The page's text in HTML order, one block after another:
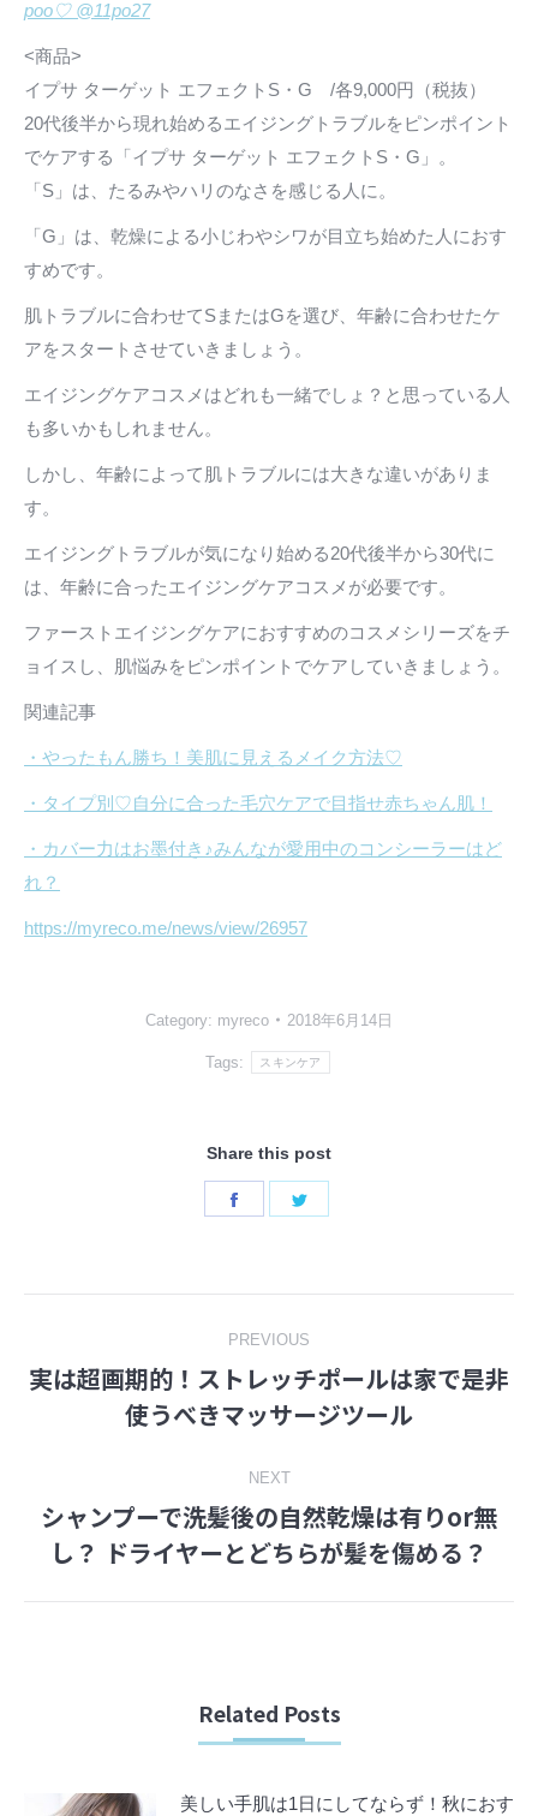
poo♡ @11po27
<商品>
イプサ ターゲット エフェクトS・G /各9,000円（税抜）
20代後半から現れ始めるエイジングトラブルをピンポイント
でケアする「イプサ ターゲット エフェクトS・G」。
「S」は、たるみやハリのなさを感じる人に。
「G」は、乾燥による小じわやシワが目立ち始めた人におす
すめです。
肌トラブルに合わせてSまたはGを選び、年齢に合わせたケ
アをスタートさせていきましょう。
エイジングケアコスメはどれも一緒でしょ？と思っている人
も多いかもしれません。
しかし、年齢によって肌トラブルには大きな違いがありま
す。
エイジングトラブルが気になり始める20代後半から30代に
は、年齢に合ったエイジングケアコスメが必要です。
ファーストエイジングケアにおすすめのコスメシリーズをチ
ョイスし、肌悩みをピンポイントでケアしていきましょう。
関連記事
・やったもん勝ち！美肌に見えるメイク方法♡
・タイプ別♡自分に合った毛穴ケアで目指せ赤ちゃん肌！
・カバー力はお墨付き♪みんなが愛用中のコンシーラーはど
れ？
https://myreco.me/news/view/26957
Category: myreco 2018年6月14日
Tags: スキンケア
Share this post
Share
navigation
PREVIOUS
Previous
post:
実は超画期的！ストレッチポールは家で是非
使うべきマッサージツール
NEXT
Next
post:
シャンプーで洗髪後の自然乾燥は有りor無
し？ ドライヤーとどちらが髪を傷める？
Related Posts
美しい手肌は1日にしてならず！秋におす